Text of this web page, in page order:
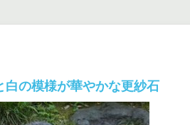
白の模様が華やかな更紗石